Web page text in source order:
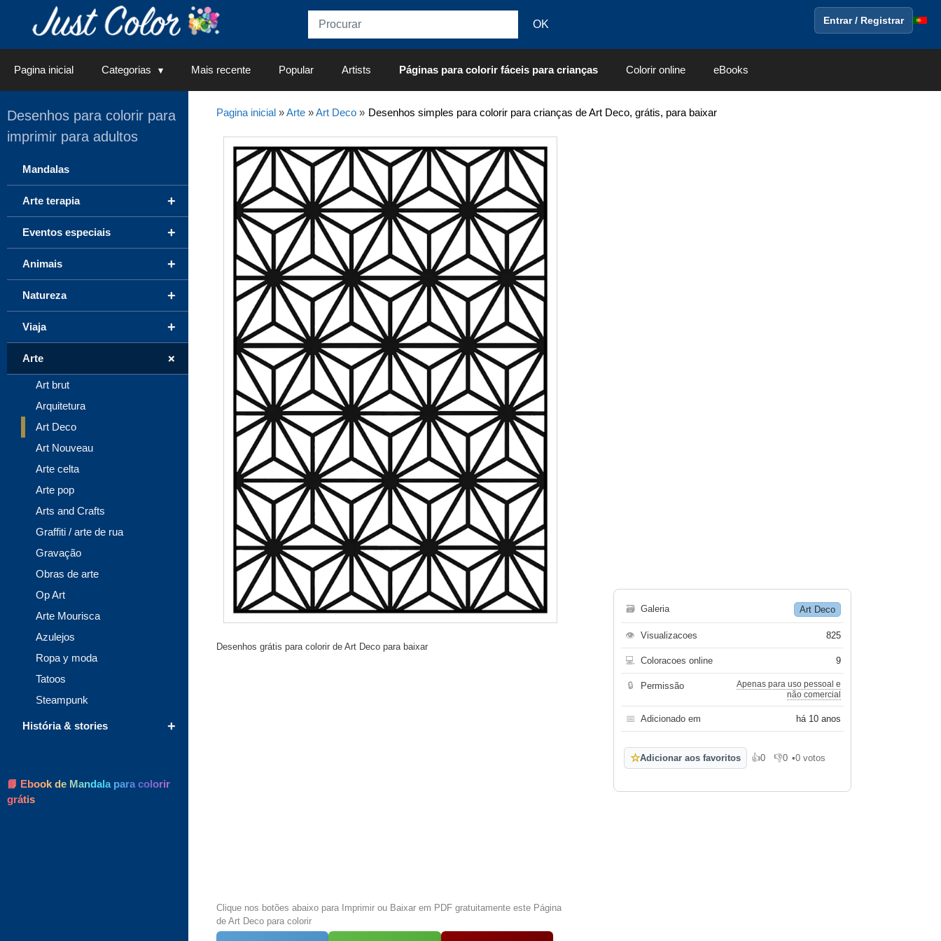
Entrar / Registrar
Pagina inicial Categorias Mais recente Popular Artists Páginas para colorir fáceis para crianças Colorir online eBooks
Pagina inicial»Arte»Art Deco» Desenhos simples para colorir para crianças de Art Deco, grátis, para baixar
Desenhos grátis para colorir de Art Deco para baixar
Clique nos botões abaixo para Imprimir ou Baixar em PDF gratuitamente este Página
de Art Deco para colorir
🗃 Galeria Art Deco
👁 Visualizacoes 825
💻 Coloracoes online 9
🔒 Permissão
Apenas para uso pessoal e
não comercial
📅 Adicionado em há 10 anos
☆Adicionar aos favoritos 👍0
Gosto 👎0
Não gosto
•0 votos
Desenhos para colorir para
imprimir para adultos
Mandalas
+
Arte terapia
+
Eventos especiais
+
Animais
+
Natureza
+
Viaja
+
Arte
Art brut
Arquitetura
Art Deco
Art Nouveau
Arte celta
Arte pop
Arts and Crafts
Graffiti / arte de rua
Gravação
Obras de arte
Op Art
Arte Mourisca
Azulejos
Ropa y moda
Tatoos
Steampunk
+
História & stories
📘 Ebook de Mandala para colorir
grátis